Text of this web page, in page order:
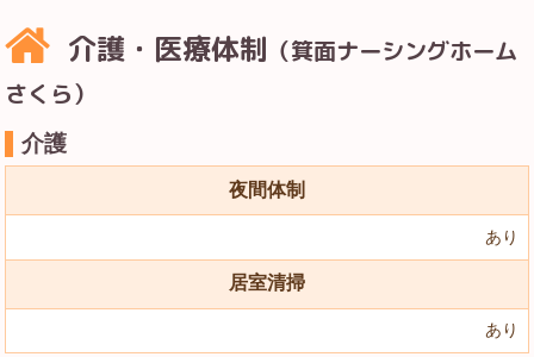
介護・医療体制 （箕面ナーシングホーム
さくら）
介護
夜間体制
あり
居室清掃
あり